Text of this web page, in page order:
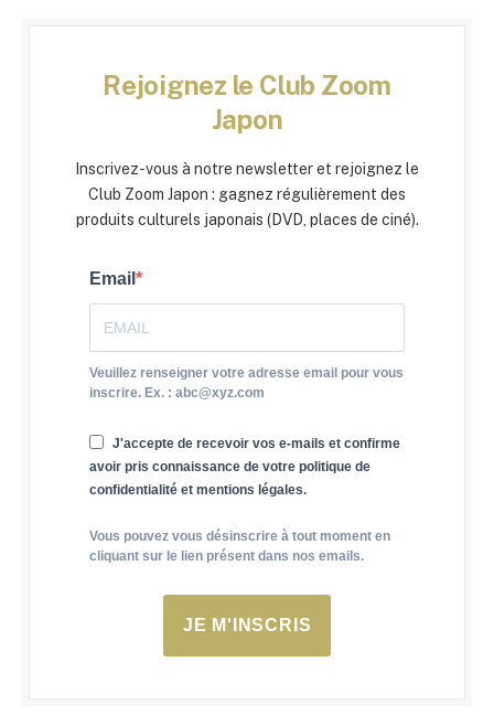
Rejoignez le Club Zoom
Japon
Inscrivez-vous à notre newsletter et rejoignez le
Club Zoom Japon : gagnez régulièrement des
produits culturels japonais (DVD, places de ciné).
Email
Veuillez renseigner votre adresse email pour vous
inscrire. Ex. : abc@xyz.com
J'accepte de recevoir vos e-mails et confirme
avoir pris connaissance de votre politique de
confidentialité et mentions légales.
Vous pouvez vous désinscrire à tout moment en
cliquant sur le lien présent dans nos emails.
JE M'INSCRIS